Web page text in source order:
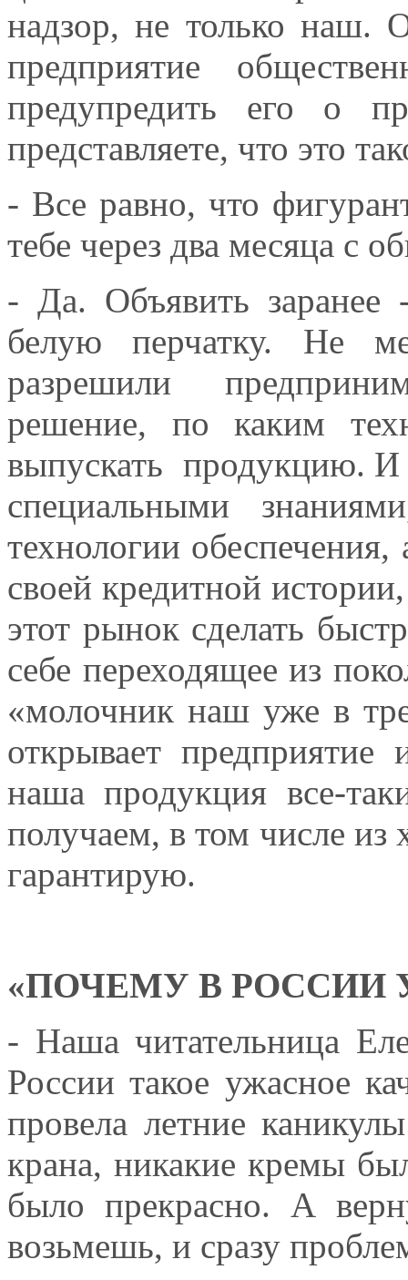
надзор, не только наш.
предприятие
предупредить его о
представляете, что это
- Все равно, что
тебе через два месяца с
- Да. Объявить
белую перчатку. Не
разрешили
решение, по каким
выпускать продукцию. И
специальными
технологии обеспечения,
своей кредитной
этот рынок сделать
себе переходящее из
«молочник наш уже в
открывает
наша продукция все-
получаем, в том числе из
гарантирую.
«ПОЧЕМУ В РОССИИ
- Наша читательница
России такое ужасное
провела летние
крана, никакие кремы
было прекрасно. А
возьмешь, и сразу